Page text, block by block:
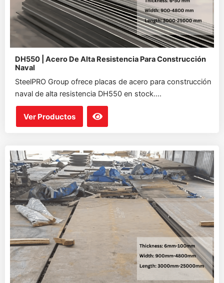
DH550 | Acero De Alta Resistencia Para Construcción
Naval
SteelPRO Group ofrece placas de acero para construcción
naval de alta resistencia DH550 en stock....
Ver Productos